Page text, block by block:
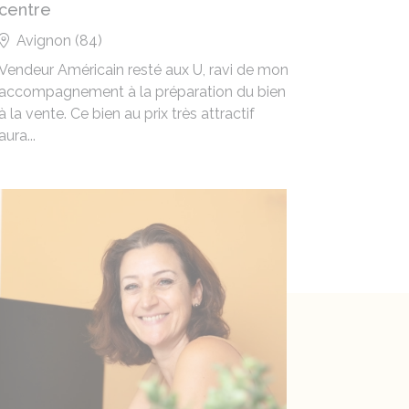
centre
Avignon (84)
Américain resté aux U, ravi de mon
accompagnement à la préparation du bien
à la vente. Ce bien au prix très attractif
aura...